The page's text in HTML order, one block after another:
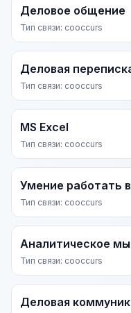
Деловое общение
Тип связи: cooccurs
Деловая
Тип связи: cooccurs
MS Excel
Тип связи: cooccurs
Умение работать
Тип связи: cooccurs
Аналитическое
Тип связи: cooccurs
Деловая